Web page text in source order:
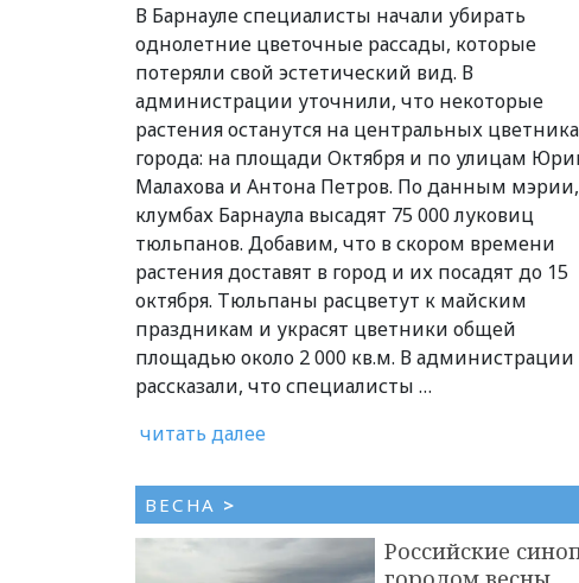
В Барнауле специалисты начали убирать
однолетние цветочные рассады, которые
потеряли свой эстетический вид. В
администрации уточнили, что некоторые
растения останутся на центральных
города: на площади Октября и по улицам
Малахова и Антона Петров. По данным
клумбах Барнаула высадят 75 000 луковиц
тюльпанов. Добавим, что в скором времени
растения доставят в город и их посадят до 15
октября. Тюльпаны расцветут к майским
праздникам и украсят цветники общей
площадью около 2 000 кв.м. В администрации
рассказали, что специалисты …
читать далее
ВЕСНА >
Российские